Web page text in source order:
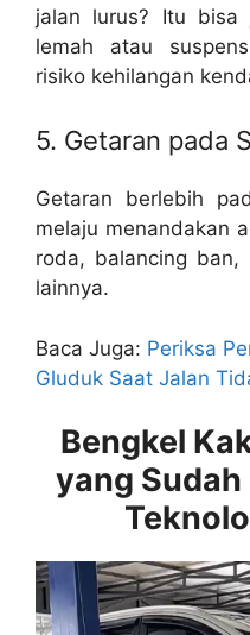
jalan lurus? Itu bisa
lemah atau
risiko kehilangan
5. Getaran pada
Getaran berlebih
melaju menandakan
roda, balancing ban,
lainnya.
Baca Juga: Periksa
Gluduk Saat Jalan
Bengkel
yang